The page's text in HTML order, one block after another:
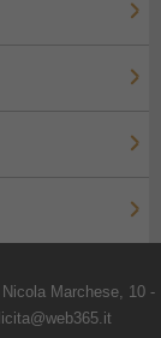
Marchese, 10 -